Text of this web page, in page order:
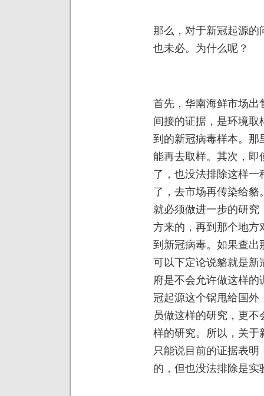
那么，对于新冠起源的
也未必。为什么呢？
首先，华南海鲜市场出
间接的证据，是环境
到的新冠病毒样本。那
能再去取样。其次，即
了，也没法排除这样
了，去市场再传染给
就必须做进一步的研
方来的，再到那个地方
到新冠病毒。如果查出
可以下定论说貉就是新
府是不会允许做这样
冠起源这个锅甩给国
员做这样的研究，更
样的研究。所以，关于
只能说目前的证据表
的，但也没法排除是实